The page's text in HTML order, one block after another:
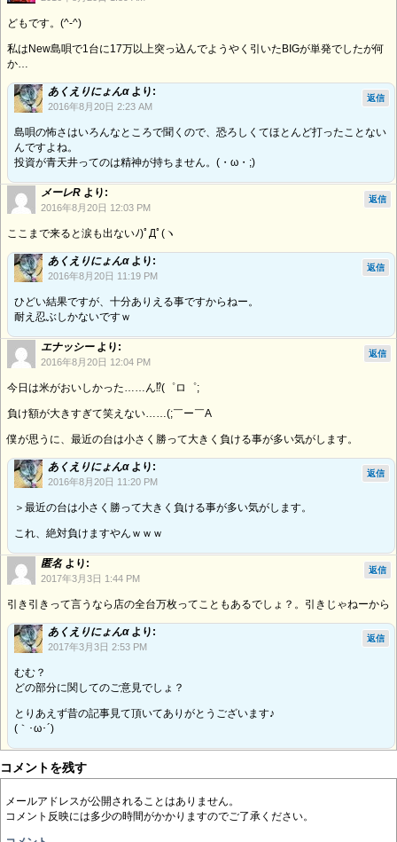
どもです。(^-^)
私はNew島唄で1台に17万以上突っ込んでようやく引いたBIGが単発でしたが何
か…
あくえりにょんα より:
2016年8月20日 2:23 AM
島唄の怖さはいろんなところで聞くので、恐ろしくてほとんど打ったことない
んですよね。
投資が青天井ってのは精神が持ちません。(・ω・;)
返信
メーレR より:
2016年8月20日 12:03 PM
ここまで来ると涙も出ないﾉ)ﾟДﾟ(ヽ
返信
あくえりにょんα より:
2016年8月20日 11:19 PM
ひどい結果ですが、十分ありえる事ですからねー。
耐え忍ぶしかないですｗ
返信
エナッシー より:
2016年8月20日 12:04 PM
今日は米がおいしかった……ん⁉(゜ロ゜;
負け額が大きすぎて笑えない……(;￣ー￣A
僕が思うに、最近の台は小さく勝って大きく負ける事が多い気がします。
返信
あくえりにょんα より:
2016年8月20日 11:20 PM
＞最近の台は小さく勝って大きく負ける事が多い気がします。
これ、絶対負けますやんｗｗｗ
返信
匿名 より:
2017年3月3日 1:44 PM
引き引きって言うなら店の全台万枚ってこともあるでしょ？。引きじゃねーから
返信
あくえりにょんα より:
2017年3月3日 2:53 PM
むむ？
どの部分に関してのご意見でしょ？
とりあえず昔の記事見て頂いてありがとうございます♪
(｀･ω･´)ゞ
返信
コメントを残す
メールアドレスが公開されることはありません。
コメント反映には多少の時間がかかりますのでご了承ください。